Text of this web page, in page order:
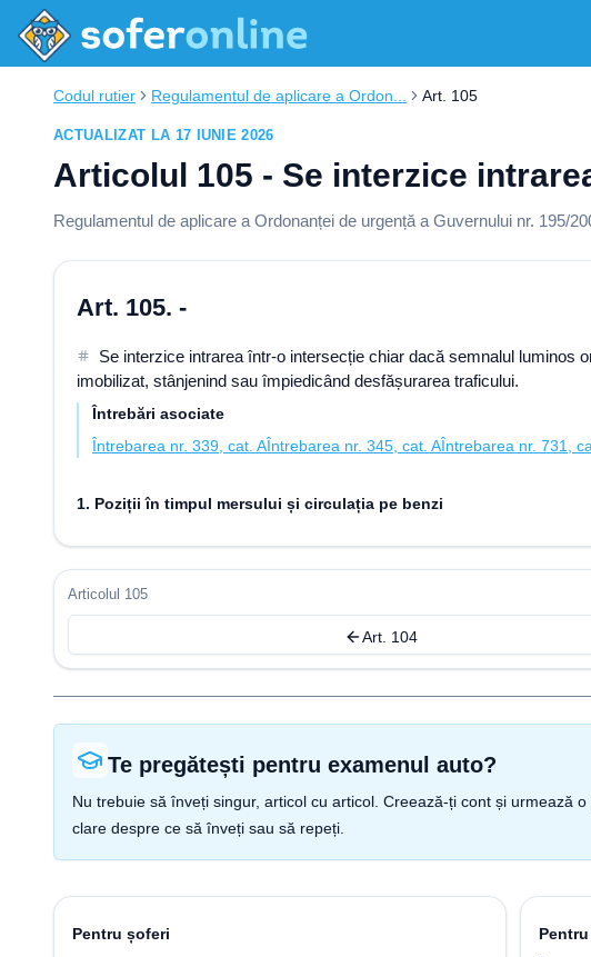
Codul rutier Regulamentul de aplicare a Ordon... Art. 105
ACTUALIZAT LA 17 IUNIE 2026
Articolul 105 - Se interzice
Regulamentul de aplicare a Ordonanței de urgență a Guvernului nr. 195/
Art. 105. -
Se interzice intrarea într-o intersecție chiar dacă semnalul luminos
imobilizat, stânjenind sau împiedicând desfășurarea traficului.
Întrebări asociate
Întrebarea nr. 339, cat. AÎntrebarea nr. 345, cat. AÎntrebarea nr. 731,
1. Poziții în timpul mersului și circulația pe benzi
Articolul 105
Art. 104
Te pregătești pentru examenul auto?
Nu trebuie să înveți singur, articol cu articol. Creează-ți cont și urmează
clare despre ce să înveți sau să repeți.
Pentru șoferi